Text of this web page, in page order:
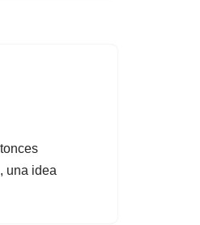
una idea